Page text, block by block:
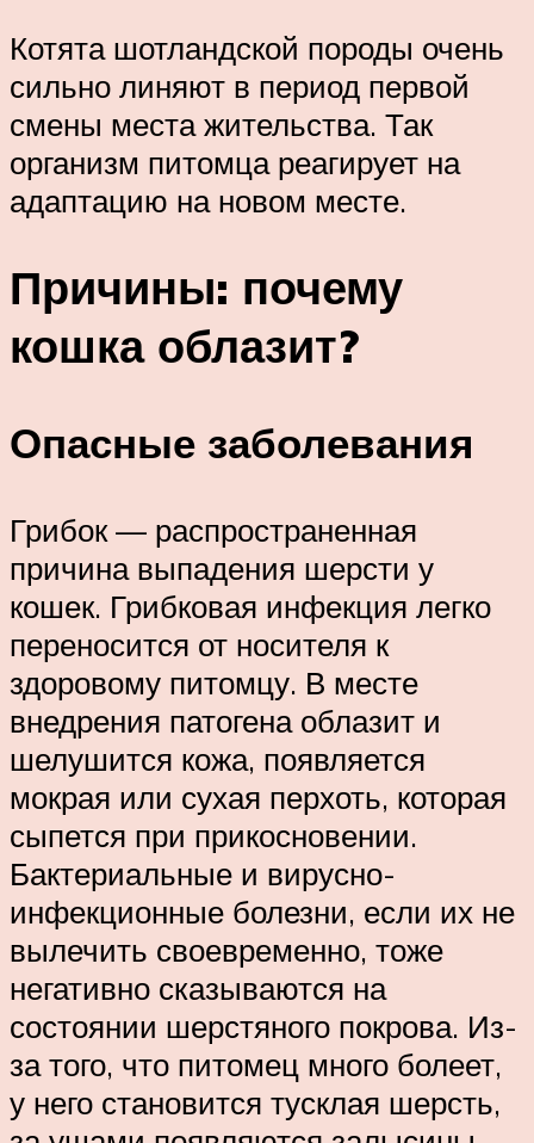
Котята шотландской породы очень
сильно линяют в период первой
смены места жительства. Так
организм питомца реагирует на
адаптацию на новом месте.
Причины: почему
кошка облазит?
Опасные заболевания
Грибок — распространенная
причина выпадения шерсти у
кошек. Грибковая инфекция легко
переносится от носителя к
здоровому питомцу. В месте
внедрения патогена облазит и
шелушится кожа, появляется
мокрая или сухая перхоть, которая
сыпется при прикосновении.
Бактериальные и вирусно-
инфекционные болезни, если их не
вылечить своевременно, тоже
негативно сказываются на
состоянии шерстяного покрова. Из-
за того, что питомец много болеет,
у него становится тусклая шерсть,